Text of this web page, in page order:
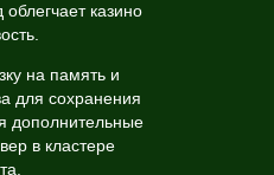
казино
на память и
для сохранения
дополнительные
в кластере